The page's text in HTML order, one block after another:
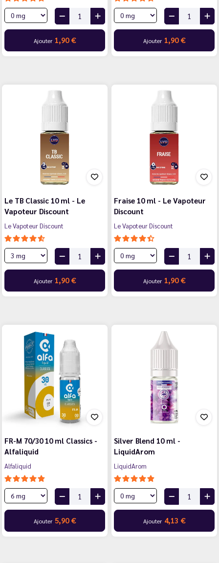
Ajouter 1,90 € Ajouter 1,90 €
Le TB Classic 10 ml - Le
Vapoteur Discount
Le Vapoteur Discount
Ajouter 1,90 €
Fraise 10 ml - Le Vapoteur
Discount
Le Vapoteur Discount
Ajouter 1,90 €
FR-M 70/30 10 ml Classics -
Alfaliquid
Alfaliquid
Ajouter 5,90 €
Silver Blend 10 ml -
LiquidArom
LiquidArom
Ajouter 4,13 €